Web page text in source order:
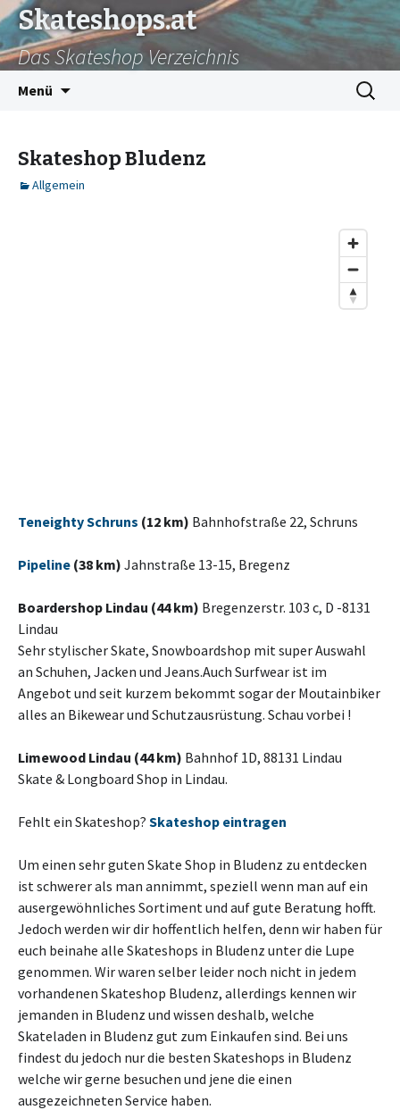
Skateshops.at
Das Skateshop Verzeichnis
Menü
Suchen
nach:
Skateshop Bludenz
Allgemein
Teneighty Schruns (12 km) Bahnhofstraße 22, Schruns
Pipeline (38 km) Jahnstraße 13-15, Bregenz
Boardershop Lindau (44 km) Bregenzerstr. 103 c, D -8131
Lindau
Sehr stylischer Skate, Snowboardshop mit super Auswahl
an Schuhen, Jacken und Jeans.Auch Surfwear ist im
Angebot und seit kurzem bekommt sogar der Moutainbiker
alles an Bikewear und Schutzausrüstung. Schau vorbei !
Limewood Lindau (44 km) Bahnhof 1D, 88131 Lindau
Skate & Longboard Shop in Lindau.
Fehlt ein Skateshop? Skateshop eintragen
Um einen sehr guten Skate Shop in Bludenz zu entdecken
ist schwerer als man annimmt, speziell wenn man auf ein
ausergewöhnliches Sortiment und auf gute Beratung hofft.
Jedoch werden wir dir hoffentlich helfen, denn wir haben für
euch beinahe alle Skateshops in Bludenz unter die Lupe
genommen. Wir waren selber leider noch nicht in jedem
vorhandenen Skateshop Bludenz, allerdings kennen wir
jemanden in Bludenz und wissen deshalb, welche
Skateladen in Bludenz gut zum Einkaufen sind. Bei uns
findest du jedoch nur die besten Skateshops in Bludenz
welche wir gerne besuchen und jene die einen
ausgezeichneten Service haben.